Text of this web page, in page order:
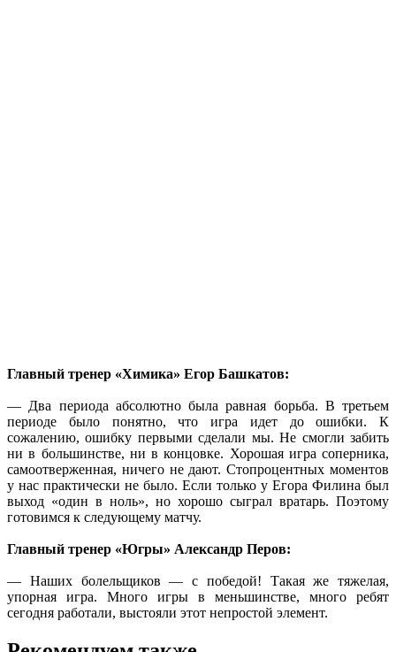
Главный тренер «Химика» Егор Башкатов:
— Два периода абсолютно была равная борьба. В третьем
периоде было понятно, что игра идет до ошибки. К
сожалению, ошибку первыми сделали мы. Не смогли забить
ни в большинстве, ни в концовке. Хорошая игра соперника,
самоотверженная, ничего не дают. Стопроцентных моментов
у нас практически не было. Если только у Егора Филина был
выход «один в ноль», но хорошо сыграл вратарь. Поэтому
готовимся к следующему матчу.
Главный тренер «Югры» Александр Перов:
— Наших болельщиков — с победой! Такая же тяжелая,
упорная игра. Много игры в меньшинстве, много ребят
сегодня работали, выстояли этот непростой элемент.